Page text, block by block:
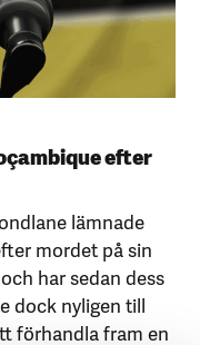
efter
lämnade
mordet på sin
har sedan dess
dock nyligen till
förhandla fram en